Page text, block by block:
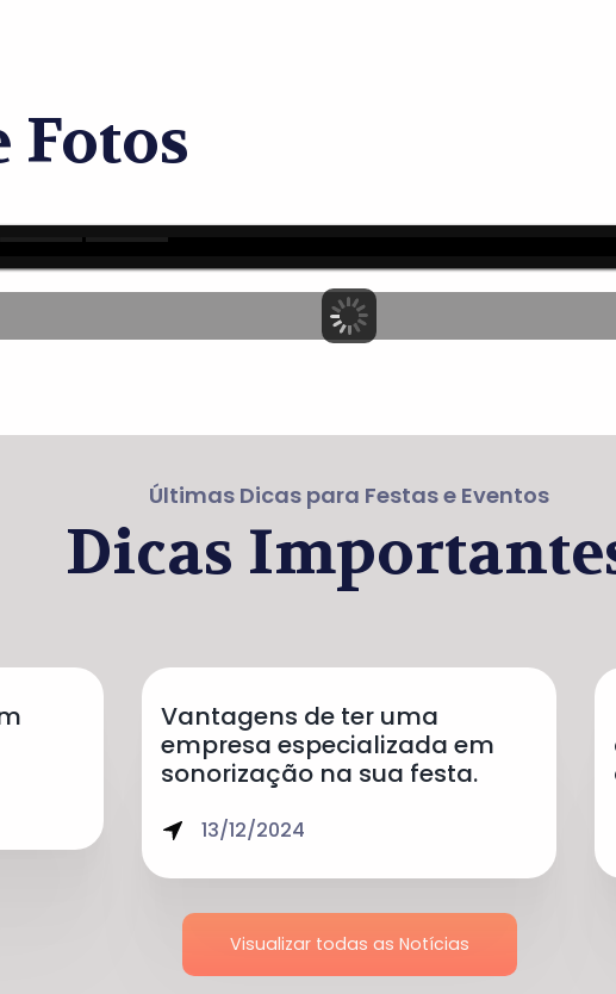
Fotos
Últimas Dicas para Festas e Eventos
Dicas
Vantagens de ter uma
empresa especializada em
sonorização na sua festa.
13/12/2024
Visualizar todas as Notícias